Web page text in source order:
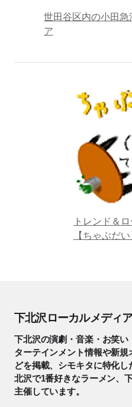
世田谷区内の小田急
ア
トレンド＆
【ちゃぶだい
下北沢ローカルメディ
下北沢の演劇・音楽・お笑
ターテインメント情報や新
どを掲載、シモキタに特化
北沢で1番好きなラーメン、
主催しています。